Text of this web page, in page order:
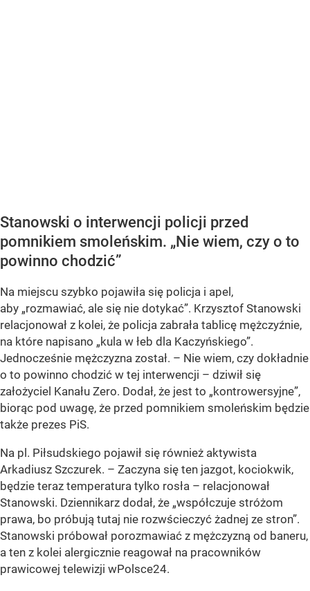
Stanowski o interwencji policji przed
pomnikiem smoleńskim. „Nie wiem, czy o to
powinno chodzić”
Na miejscu szybko pojawiła się policja i apel,
aby „rozmawiać, ale się nie dotykać”. Krzysztof Stanowski
relacjonował z kolei, że policja zabrała tablicę mężczyźnie,
na które napisano „kula w łeb dla Kaczyńskiego”.
Jednocześnie mężczyzna został. – Nie wiem, czy dokładnie
o to powinno chodzić w tej interwencji – dziwił się
założyciel Kanału Zero. Dodał, że jest to „kontrowersyjne”,
biorąc pod uwagę, że przed pomnikiem smoleńskim będzie
także prezes PiS.
Na pl. Piłsudskiego pojawił się również aktywista
Arkadiusz Szczurek. – Zaczyna się ten jazgot, kociokwik,
będzie teraz temperatura tylko rosła – relacjonował
Stanowski. Dziennikarz dodał, że „współczuje stróżom
prawa, bo próbują tutaj nie rozwścieczyć żadnej ze stron”.
Stanowski próbował porozmawiać z mężczyzną od baneru,
a ten z kolei alergicznie reagował na pracowników
prawicowej telewizji wPolsce24.